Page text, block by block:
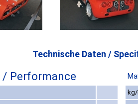
Technische Daten /
/ Performance